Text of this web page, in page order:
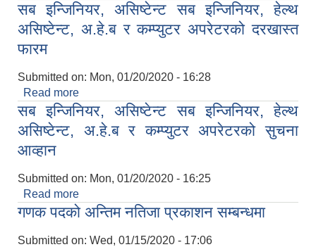
विवरण
सब इन्जिनियर, असिष्टेन्ट सब इन्जिनियर, हेल्थ
असिष्टेन्ट, अ.हे.ब र कम्प्युटर अपरेटरको दरखास्त
फारम
Submitted on: Mon, 01/20/2020 - 16:28
Read more
असिष्टेन्ट, अ.हे.ब र कम्प्युटर अपरेटरको दरखास्त फारम
सब इन्जिनियर, असिष्टेन्ट सब इन्जिनियर, हेल्थ
असिष्टेन्ट, अ.हे.ब र कम्प्युटर अपरेटरको सुचना
आव्हान
Submitted on: Mon, 01/20/2020 - 16:25
Read more
असिष्टेन्ट, अ.हे.ब र कम्प्युटर अपरेटरको सुचना आव्हान
गणक पदको अन्तिम नतिजा प्रकाशन सम्बन्धमा
Submitted on: Wed, 01/15/2020 - 17:06